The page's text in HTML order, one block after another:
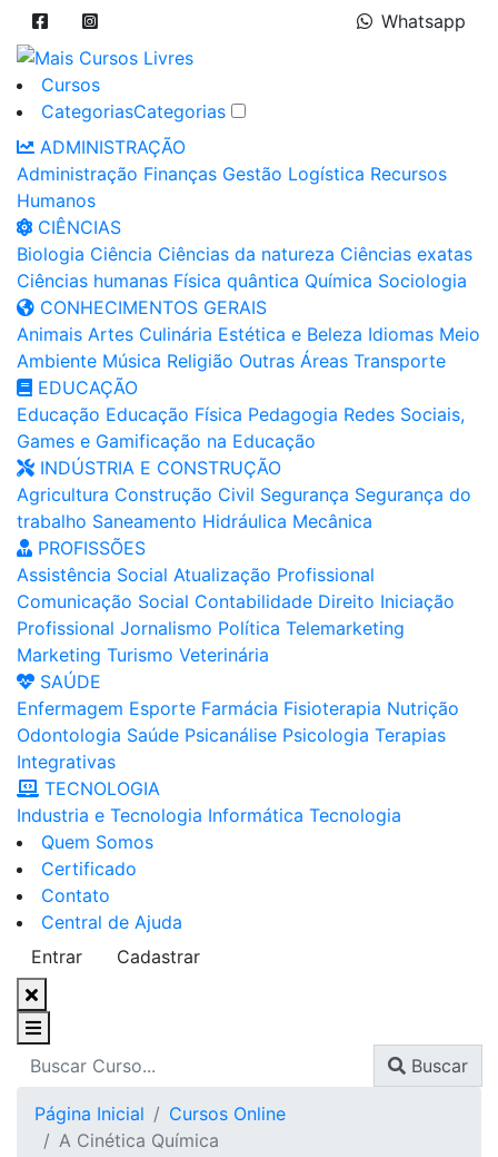
Whatsapp
Cursos
CategoriasCategorias
ADMINISTRAÇÃO
Administração Finanças Gestão Logística Recursos
Humanos
CIÊNCIAS
Biologia Ciência Ciências da natureza Ciências exatas
Ciências humanas Física quântica Química Sociologia
CONHECIMENTOS GERAIS
Animais Artes Culinária Estética e Beleza Idiomas Meio
Ambiente Música Religião Outras Áreas Transporte
EDUCAÇÃO
Educação Educação Física Pedagogia Redes Sociais,
Games e Gamificação na Educação
INDÚSTRIA E CONSTRUÇÃO
Agricultura Construção Civil Segurança Segurança do
trabalho Saneamento Hidráulica Mecânica
PROFISSÕES
Assistência Social Atualização Profissional
Comunicação Social Contabilidade Direito Iniciação
Profissional Jornalismo Política Telemarketing
Marketing Turismo Veterinária
SAÚDE
Enfermagem Esporte Farmácia Fisioterapia Nutrição
Odontologia Saúde Psicanálise Psicologia Terapias
Integrativas
TECNOLOGIA
Industria e Tecnologia Informática Tecnologia
Quem Somos
Certificado
Contato
Central de Ajuda
Entrar
Cadastrar
Buscar
Página Inicial
Cursos Online
A Cinética Química